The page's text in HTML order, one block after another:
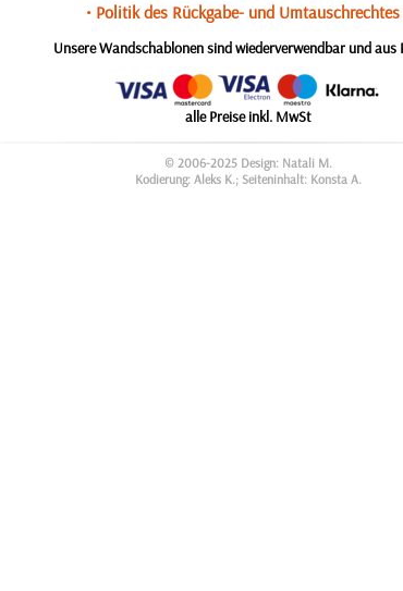
• Politik des Rückgabe- und Umtauschrechtes
Unsere Wandschablonen sind wiederverwendbar und aus
alle Preise inkl. MwSt
© 2006-2025 Design: Natali M.
Kodierung: Aleks K.; Seiteninhalt: Konsta A.